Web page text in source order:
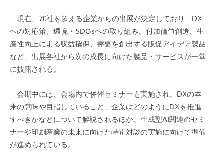
現在、70社を超える企業からの出展が決定しており、DX
への対応策、環境・SDGsへの取り組み、付加価値創造、生
産性向上による収益確保、需要を創出する販促アイデア製品
など、出展各社から次の成長に向けた製品・サービスが一堂
に披露される。
会期中には、会場内で併催セミナーも実施され、DXの本
来の意味や目指していること、企業はどのようにDXを推進
すべきかなどについて解説されるほか、生成型AI関連のセミ
ナーや印刷産業の未来に向けた特別対談の実施に向けて準備
が進められている。